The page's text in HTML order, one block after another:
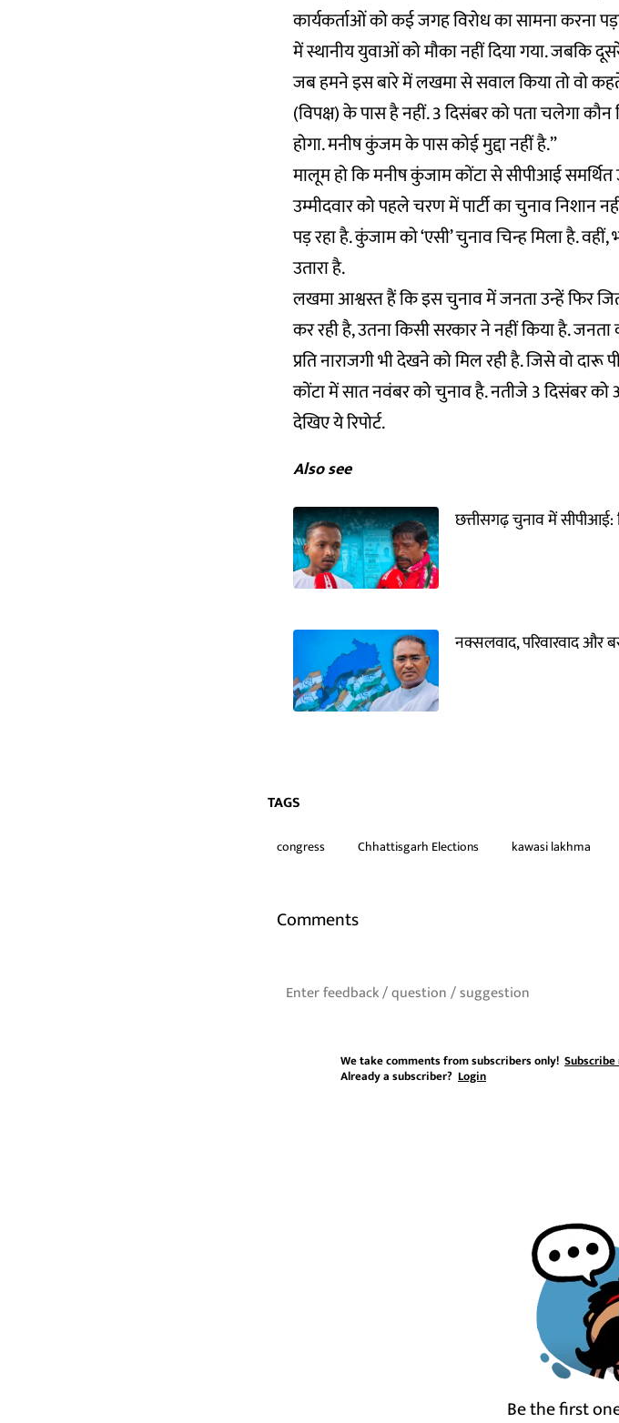
कार्यकर्ताओं को कई जगह विरोध का सामना करना
में स्थानीय युवाओं को मौका नहीं दिया गया. जबकि
जब हमने इस बारे में लखमा से सवाल किया तो वो कहते
(विपक्ष) के पास है नहीं. 3 दिसंबर को पता चलेगा
होगा. मनीष कुंजम के पास कोई मुद्दा नहीं है.”
मालूम हो कि मनीष कुंजाम कोंटा से सीपीआई
उम्मीदवार को पहले चरण में पार्टी का चुनाव निशान
पड़ रहा है. कुंजाम को ‘एसी’ चुनाव चिन्ह मिला है.
उतारा है.
लखमा आश्वस्त हैं कि इस चुनाव में जनता उन्हें फिर
कर रही है, उतना किसी सरकार ने नहीं किया है.
प्रति नाराजगी भी देखने को मिल रही है. जिसे वो दारू
कोंटा में सात नवंबर को चुनाव है. नतीजे 3 दिसंबर
देखिए ये रिपोर्ट.
Also see
छत्तीसगढ़ चुनाव में
नक्सलवाद, परिवारवाद और
TAGS
congress Chhattisgarh Elections kawasi lakhma
Comments
We take comments from subscribers only!
Already a subscriber? Login
Be the first